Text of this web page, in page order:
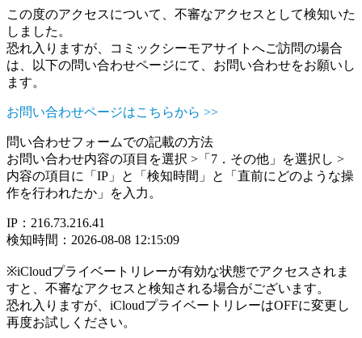
この度のアクセスについて、不審なアクセスとして検知いた
しました。
恐れ入りますが、コミックシーモアサイトへご訪問の場合
は、以下の問い合わせページにて、お問い合わせをお願いし
ます。
お問い合わせページはこちらから >>
問い合わせフォームでの記載の方法
お問い合わせ内容の項目を選択 >「7．その他」を選択し >
内容の項目に「IP」と「検知時間」と「直前にどのような操
作を行われたか」を入力。
IP：216.73.216.41
検知時間：2026-08-08 12:15:09
※iCloudプライベートリレーが有効な状態でアクセスされま
すと、不審なアクセスと検知される場合がございます。
恐れ入りますが、iCloudプライベートリレーはOFFに変更し
再度お試しください。